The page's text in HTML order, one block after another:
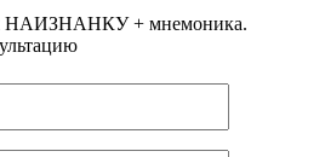
НАИЗНАНКУ + мнемоника.